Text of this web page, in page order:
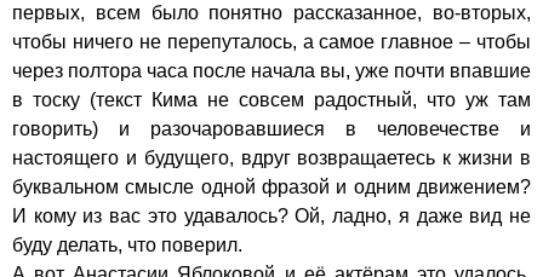
первых, всем было понятно рассказанное, во-вторых,
чтобы ничего не перепуталось, а самое главное – чтобы
через полтора часа после начала вы, уже почти впавшие
в тоску (текст Кима не совсем радостный, что уж там
говорить) и разочаровавшиеся в человечестве и
настоящего и будущего, вдруг возвращаетесь к жизни в
буквальном смысле одной фразой и одним движением?
И кому из вас это удавалось? Ой, ладно, я даже вид не
буду делать, что поверил.